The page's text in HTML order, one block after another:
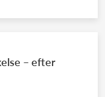
– efter